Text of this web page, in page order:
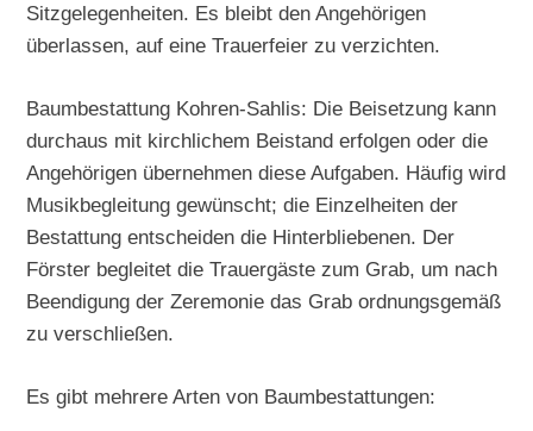
Sitzgelegenheiten. Es bleibt den Angehörigen
überlassen, auf eine Trauerfeier zu verzichten.
Baumbestattung Kohren-Sahlis: Die Beisetzung kann
durchaus mit kirchlichem Beistand erfolgen oder die
Angehörigen übernehmen diese Aufgaben. Häufig wird
Musikbegleitung gewünscht; die Einzelheiten der
Bestattung entscheiden die Hinterbliebenen. Der
Förster begleitet die Trauergäste zum Grab, um nach
Beendigung der Zeremonie das Grab ordnungsgemäß
zu verschließen.
Es gibt mehrere Arten von Baumbestattungen: